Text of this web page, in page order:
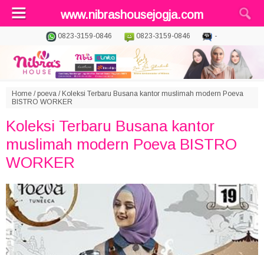
www.nibrashousejogja.com
0823-3159-0846 0823-3159-0846 -
Home /poeva / Koleksi Terbaru Busana kantor muslimah modern Poeva
BISTRO WORKER
Koleksi Terbaru Busana kantor
muslimah modern Poeva BISTRO
WORKER